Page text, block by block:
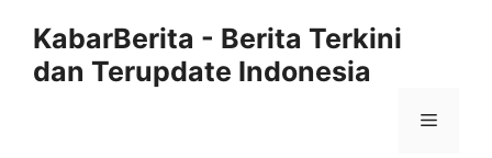
KabarBerita - Berita Terkini
dan Terupdate Indonesia
Menu